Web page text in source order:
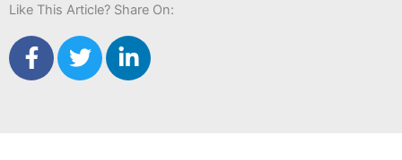
Like This Article? Share On:
F
a
T
w
L
i